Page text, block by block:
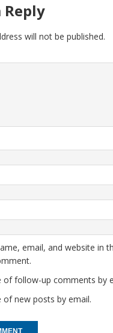
Reply
will not be published.
email, and website in
of follow-up comments by
of new posts by email.